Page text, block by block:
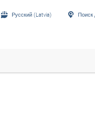
Русский (Latvia) Поиск